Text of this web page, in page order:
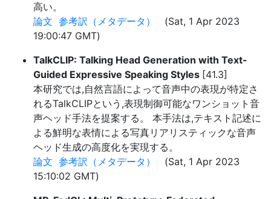
高い。
論文 参考訳（メタデータ）
(Sat, 1 Apr 2023
19:00:47 GMT)
TalkCLIP: Talking Head Generation with Text-
Guided Expressive Speaking Styles [41.3]
本研究では,自然言語によって音声中の表現が特定さ
れるTalkCLIPという,表現制御可能なワンショット音
声ヘッド手法を提案する。 本手法は,テキスト記述に
よる鮮明な表情による写真リアリスティックな音声
ヘッド生成の高度化を実現する。
論文 参考訳（メタデータ）
(Sat, 1 Apr 2023
15:10:02 GMT)